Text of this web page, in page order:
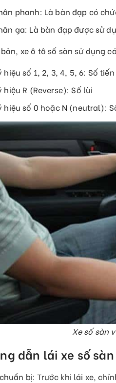
phanh: Là bàn đạp có
ga: Là bàn đạp được sử
xe ô tô số sàn sử dụng
hiệu số 1, 2, 3, 4, 5, 6: Số tiến
hiệu R (Reverse): Số lùi
hiệu số 0 hoặc N (neutral):
Xe số sàn
dẫn lái xe số sàn
bị: Trước khi lái xe,